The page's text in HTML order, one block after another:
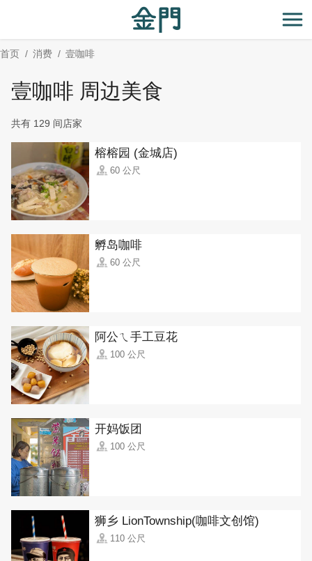
主
要
开
首页 消费 壹咖啡
壹咖啡 周边美食
共有 129 间店家
榕榕园 (金城店)
60 公尺
孵岛咖啡
60 公尺
阿公ㄟ手工豆花
100 公尺
开妈饭团
100 公尺
狮乡 LionTownship(咖啡文创馆)
110 公尺